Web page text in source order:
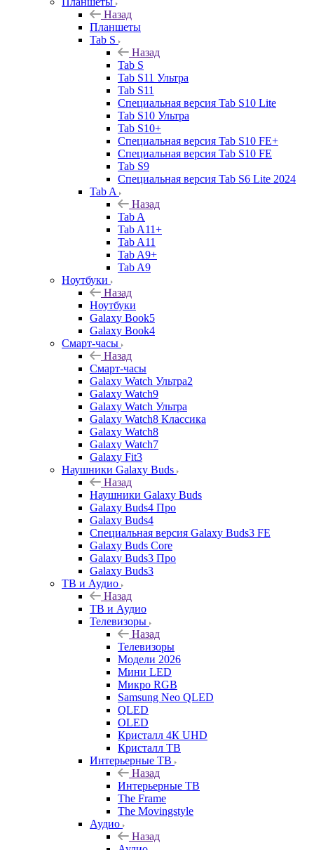
Назад
Планшеты
Tab S
Назад
Tab S
Tab S11 Ультра
Tab S11
Специальная версия Tab S10 Lite
Tab S10 Ультра
Tab S10+
Специальная версия Tab S10 FE+
Специальная версия Tab S10 FE
Tab S9
Специальная версия Tab S6 Lite 2024
Tab A
Назад
Tab A
Tab A11+
Tab A11
Tab A9+
Tab A9
Ноутбуки
Назад
Ноутбуки
Galaxy Book5
Galaxy Book4
Смарт-часы
Назад
Смарт-часы
Galaxy Watch Ультра2
Galaxy Watch9
Galaxy Watch Ультра
Galaxy Watch8 Классика
Galaxy Watch8
Galaxy Watch7
Galaxy Fit3
Наушники Galaxy Buds
Назад
Наушники Galaxy Buds
Galaxy Buds4 Про
Galaxy Buds4
Специальная версия Galaxy Buds3 FE
Galaxy Buds Core
Galaxy Buds3 Про
Galaxy Buds3
ТВ и Аудио
Назад
ТВ и Аудио
Телевизоры
Назад
Телевизоры
Модели 2026
Мини LED
Микро RGB
Samsung Neo QLED
QLED
OLED
Кристалл 4К UHD
Кристалл ТВ
Интерьерные ТВ
Назад
Интерьерные ТВ
The Frame
The Movingstyle
Аудио
Назад